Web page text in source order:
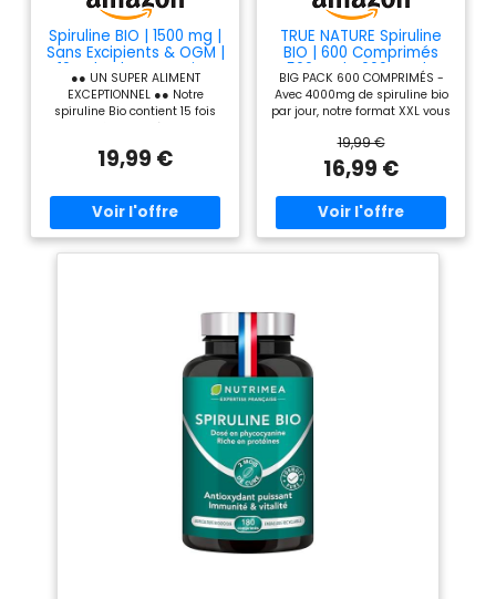
Spiruline BIO | 1500 mg |
Sans Excipients & OGM |
19% de Phycocyanine
●● UN SUPER ALIMENT
EXCEPTIONNEL ●● Notre
spiruline Bio contient 15 fois
plus de bêta-carotène que les
que les épinards crus et plus
riche en chlorophylle et
caroténoïdes, en acides
aminés essentiels et non
essentiels et en acide gamma
naturels : A, B12, K, fer, sodium,
phycocyanine qui atteint 19%
est sans égale. ●● PURE &
BIOLOGIQUE ●● C'est sur les
hauts plateaux de Mongolie
Intérieure, dans un espace
naturel et préservé de la
pollution, que notre Spiruline
démarche de développement
durable. Elle est filtrée à l'eau
froide, puis séchée à basse
température, ce qui permet de
19,99 €
TRUE NATURE Spiruline
BIO | 600 Comprimés
500mg | 4000mg de
jour
BIG PACK 600 COMPRIMÉS -
Avec 4000mg de spiruline bio
par jour, notre format XXL vous
qualité-prix du marché."
HAUTE DOSE 4000mg/JOUR -
8 comprimés par jour pour un
apport optimal en nutriments.
Plus de spiruline par jour =
plus de bienfaits pour votre
corps." 19% DE PHYCOCYANINE
tous les nutriments essentiels.
épinards." ANALYSÉE EN
FRANCE - Qualité contrôlée
par laboratoire indépendant
français. 100% spiruline bio
pure, sans excipients, sans
OGM, sans gluten, sans
lactose." PLUS DE 8.000
CLIENTS SATISFAITS - La
spiruline bio la mieux notée
avec 4,5 étoiles. Certifiée BIO,
Vegan, et fabriquée selon les
normes les plus strictes."
19,99 €
16,99 €